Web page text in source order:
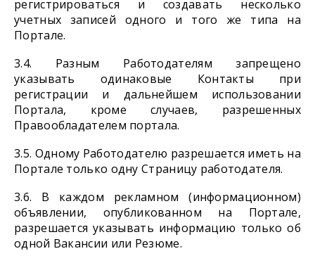
регистрироваться и создавать несколько
учетных записей одного и того же типа на
Портале.
3.4. Разным Работодателям запрещено
указывать одинаковые Контакты при
регистрации и дальнейшем использовании
Портала, кроме случаев, разрешенных
Правообладателем портала.
3.5. Одному Работодателю разрешается иметь на
Портале только одну Страницу работодателя.
3.6. В каждом рекламном (информационном)
объявлении, опубликованном на Портале,
разрешается указывать информацию только об
одной Вакансии или Резюме.